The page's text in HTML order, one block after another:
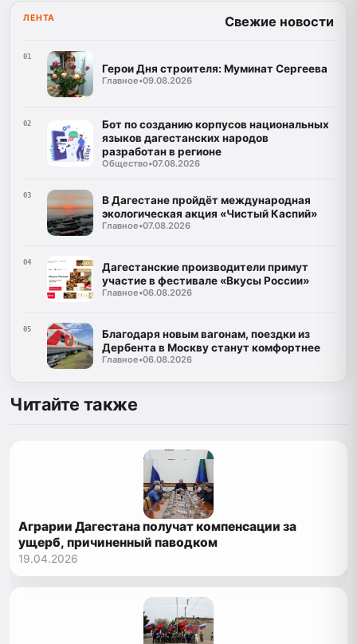
ЛЕНТА Свежие новости
01
Герои Дня строителя: Муминат Сергеева
Главное•09.08.2026
02
Бот по созданию корпусов национальных
языков дагестанских народов
разработан в регионе
Общество•07.08.2026
03
В Дагестане пройдёт международная
экологическая акция «Чистый Каспий»
Главное•07.08.2026
04
Дагестанские производители примут
участие в фестивале «Вкусы России»
Главное•06.08.2026
05
Благодаря новым вагонам, поездки из
Дербента в Москву станут комфортнее
Главное•06.08.2026
Читайте также
Аграрии Дагестана получат компенсации за
ущерб, причиненный паводком
19.04.2026